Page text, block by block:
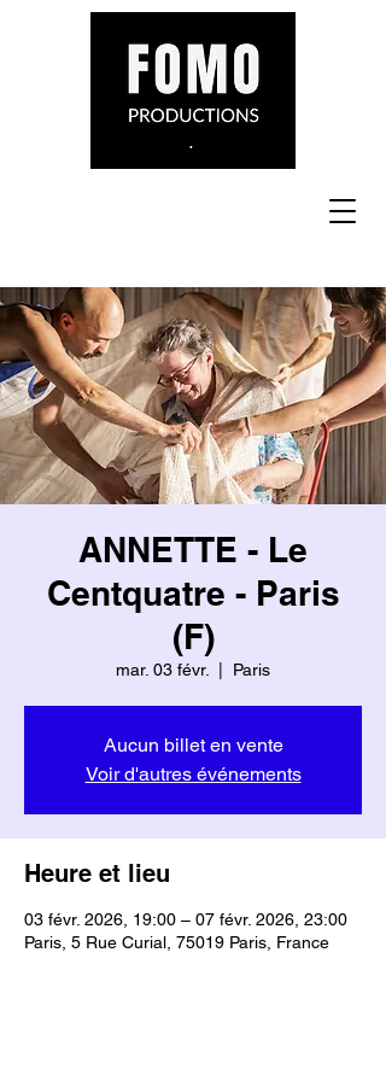
ANNETTE - Le
Centquatre - Paris
(F)
mar. 03 févr. Paris
Aucun billet en vente
Voir d'autres événements
Heure et lieu
03 févr. 2026, 19:00 – 07 févr. 2026, 23:00
Paris, 5 Rue Curial, 75019 Paris, France